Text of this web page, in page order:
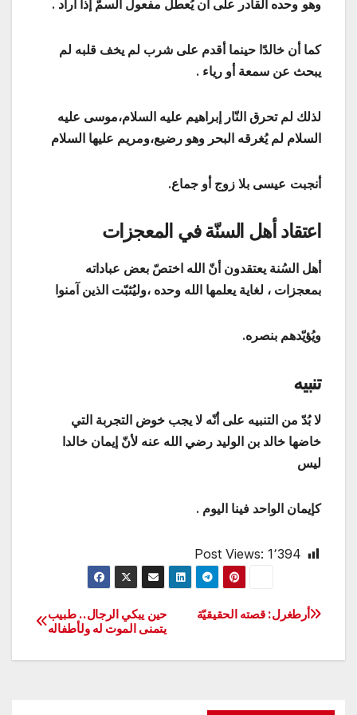
وهو وحده القادر على أن يُعطّل مفعول السمّ إذا أراد .
كما أن خالدًا حينما أقدم على شرب لم يخف قلبه لم
يبحث عن سمعة أو رياء .
لذلك لم تحرق النّار إبراهيم عليه السلام،موسى عليه
السلام لم يُغرقه البحر وهو رضيع،ومريم عليها السلام
أنجبت عيسى بلا زوج أو جماع.
اعتقاد أهل السنّة في المعجزات
أهل السُنة يعتقدون أنّ الله اختصّ بعض عباداته
بمعجزات ، لغاية يعلمها الله وحده ،وليُثبّت الذين آمنوا
ويُؤيّدهم بنصره.
تنبيه
لا بُدّ من التنبيه على أنّه لا يجب خوض التجربة التي
خاضها خالد بن الوليد رضي الله عنه لأنّ إيمان خالدا
ليس
كإيمان الواحد فينا اليوم .
Post Views: 1٬394
تصفّح
المقالات
حين يبكي الرجال.. طبيب
يتمنى الموت له ولأطفاله
أرطغرل: قصته الحقيقيّة